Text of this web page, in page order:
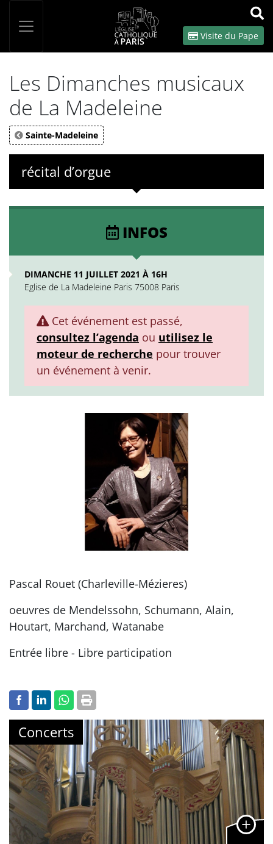
OK
Visite du Pape
Les Dimanches musicaux
de La Madeleine
Sainte-Madeleine
récital d’orgue
INFOS
DIMANCHE 11 JUILLET 2021 À 16H
Eglise de La Madeleine Paris 75008 Paris
Cet événement est passé,
consultez l’agenda ou utilisez le
moteur de recherche pour trouver
un événement à venir.
Pascal Rouet (Charleville-Mézieres)
oeuvres de Mendelssohn, Schumann, Alain,
Houtart, Marchand, Watanabe
Entrée libre - Libre participation
Concerts
Panneau de gestion des cookies